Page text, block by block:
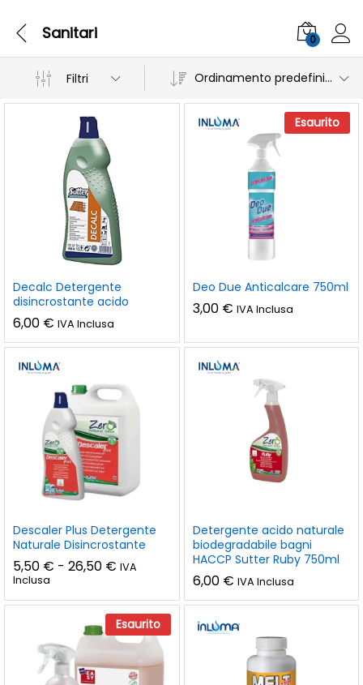
Sanitari 0
Filtri Ordinamento predefinito
Decalc Detergente
disincrostante acido
6,00 € IVA Inclusa
Esaurito
Deo Due Anticalcare 750ml
3,00 € IVA Inclusa
Descaler Plus Detergente
Naturale Disincrostante
5,50 € - 26,50 € Fascia
da
5,50 €
a
26,50 €
IVA
Inclusa
Detergente acido naturale
biodegradabile bagni
HACCP Sutter Ruby 750ml
6,00 € IVA Inclusa
Esaurito